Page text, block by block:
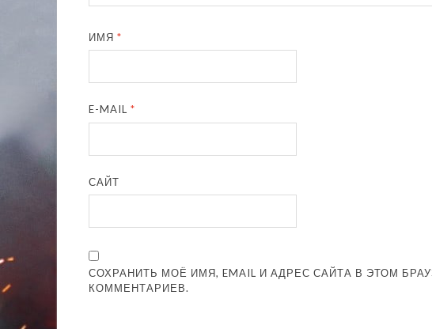
ИМЯ*
E-MAIL*
САЙТ
СОХРАНИТЬ МОЁ ИМЯ, EMAIL И АДРЕС САЙТА В ЭТОМ
КОММЕНТАРИЕВ.